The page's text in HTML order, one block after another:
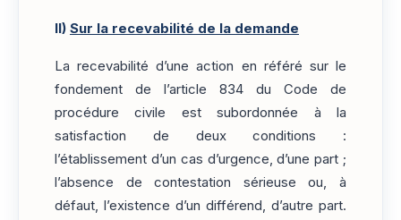
II) Sur la recevabilité de la demande
La recevabilité d’une action en référé sur le
fondement de l’article 834 du Code de
procédure civile est subordonnée à la
satisfaction de deux conditions :
l’établissement d’un cas d’urgence, d’une part ;
l’absence de contestation sérieuse ou, à
défaut, l’existence d’un différend, d’autre part.